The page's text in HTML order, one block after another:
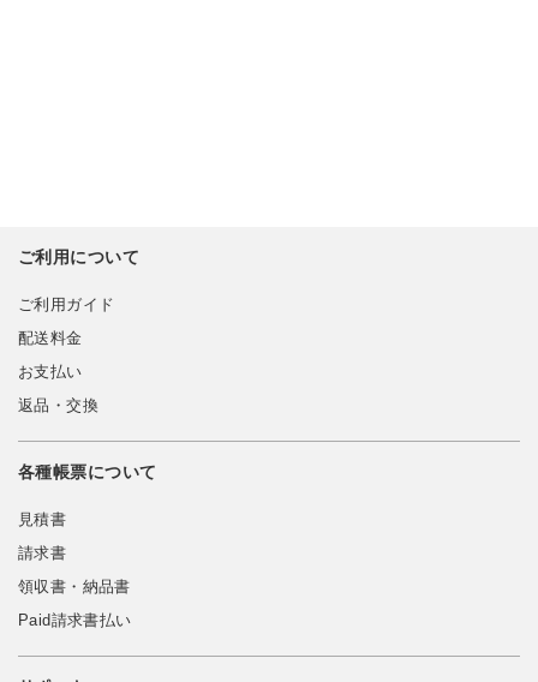
ご利用について
ご利用ガイド
配送料金
お支払い
返品・交換
各種帳票について
見積書
請求書
領収書・納品書
Paid請求書払い